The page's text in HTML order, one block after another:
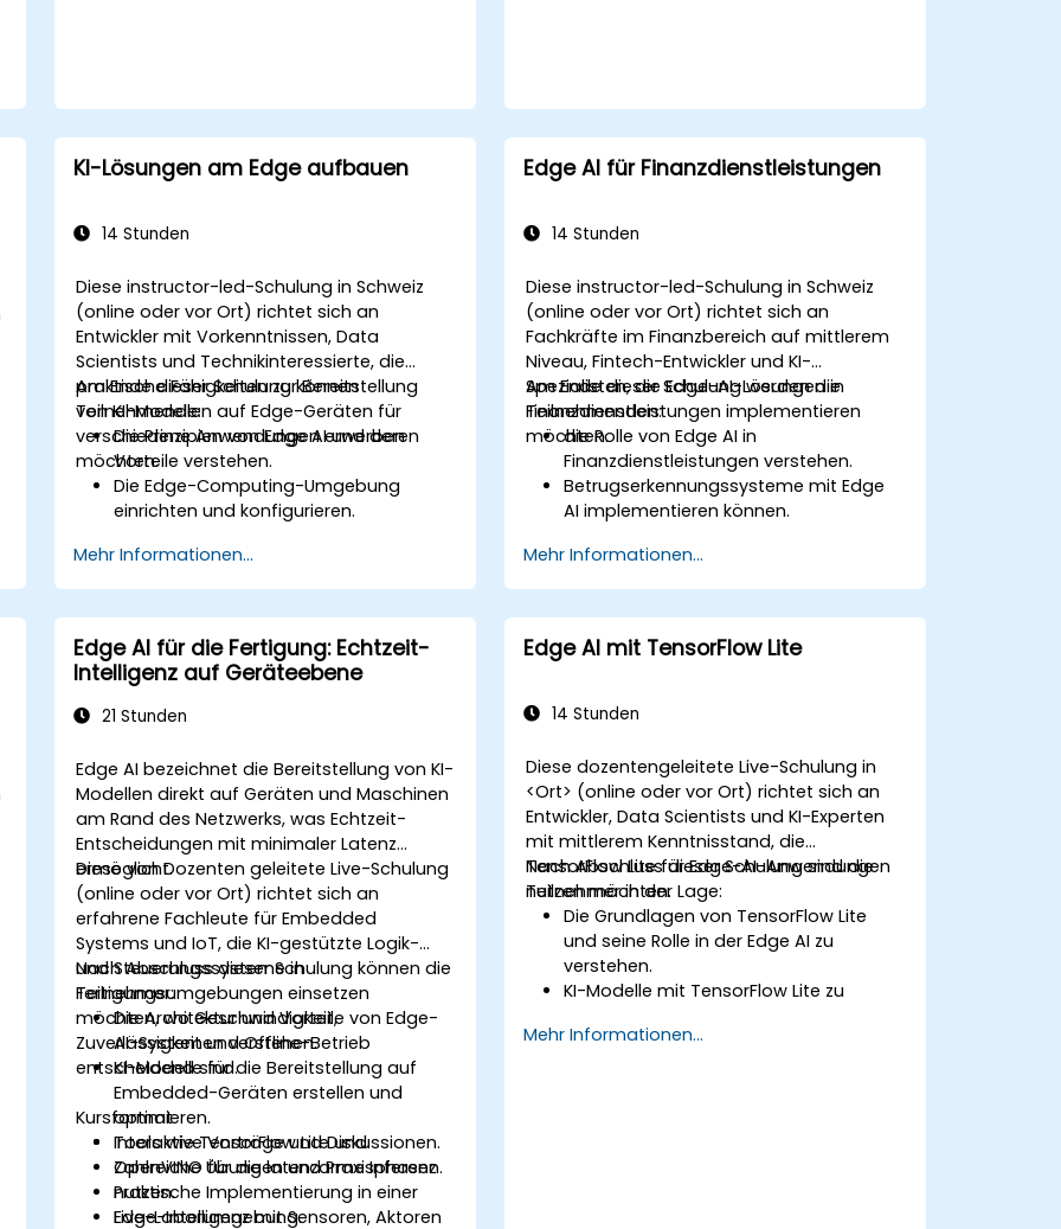
KI-Lösungen am Edge aufbauen
14 Stunden
Diese instructor-led-Schulung in Schweiz
(online oder vor Ort) richtet sich an
Entwickler mit Vorkenntnissen, Data
Scientists und Technikinteressierte, die
praktische Fähigkeiten zur Bereitstellung
von KI-Modellen auf Edge-Geräten für
verschiedene Anwendungen erwerben
möchten.
Am Ende dieser Schulung können
Teilnehmende:
Die Prinzipien von Edge AI und deren
Vorteile verstehen.
Die Edge-Computing-Umgebung
einrichten und konfigurieren.
entwickeln, trainieren und optimieren.
Praktische KI-Lösungen auf Edge-
Die Leistung von am Edge
bereitgestellten Modelle bewerten und
verbessern.
Ethische und sicherheitstechnische
berücksichtigen.
Mehr Informationen...
Edge AI für Finanzdienstleistungen
14 Stunden
Diese instructor-led-Schulung in Schweiz
(online oder vor Ort) richtet sich an
Fachkräfte im Finanzbereich auf mittlerem
Niveau, Fintech-Entwickler und KI-
Spezialisten, die Edge-AI-Lösungen in
Finanzdienstleistungen implementieren
möchten.
Am Ende dieser Schulung werden die
Teilnehmenden:
die Rolle von Edge AI in
Finanzdienstleistungen verstehen.
Betrugserkennungssysteme mit Edge
AI implementieren können.
Lösungen verbessern können.
Edge AI für das Risikomanagement und
können.
Edge-AI-Lösungen in
verwalten können.
Mehr Informationen...
Edge AI für die Fertigung: Echtzeit-
Intelligenz auf Geräteebene
21 Stunden
Edge AI bezeichnet die Bereitstellung von KI-
Modellen direkt auf Geräten und Maschinen
am Rand des Netzwerks, was Echtzeit-
Entscheidungen mit minimaler Latenz
ermöglicht.
Diese von Dozenten geleitete Live-Schulung
(online oder vor Ort) richtet sich an
erfahrene Fachleute für Embedded
Systems und IoT, die KI-gestützte Logik-
und Steuerungssysteme in
Fertigungsumgebungen einsetzen
möchten, wo Geschwindigkeit,
Zuverlässigkeit und Offline-Betrieb
entscheidend sind.
Nach Abschluss dieser Schulung können die
Teilnehmer:
Die Architektur und Vorteile von Edge-
AI-Systemen verstehen.
KI-Modelle für die Bereitstellung auf
Embedded-Geräten erstellen und
optimieren.
Tools wie TensorFlow Lite und
OpenVINO für die latenzarme Inferenz
nutzen.
Edge-Intelligenz mit Sensoren, Aktoren
Kursformat
Interaktive Vorträge und Diskussionen.
Zahlreiche Übungen und Praxisphasen.
Praktische Implementierung in einer
Live-Laborumgebung.
Edge AI mit TensorFlow Lite
14 Stunden
Diese dozentengeleitete Live-Schulung in
<Ort> (online oder vor Ort) richtet sich an
Entwickler, Data Scientists und KI-Experten
mit mittlerem Kenntnisstand, die
TensorFlow Lite für Edge-AI-Anwendungen
nutzen möchten.
Nach Abschluss dieser Schulung sind die
Teilnehmer in der Lage:
Die Grundlagen von TensorFlow Lite
und seine Rolle in der Edge AI zu
verstehen.
KI-Modelle mit TensorFlow Lite zu
TensorFlow Lite-Modelle auf
Mehr Informationen...